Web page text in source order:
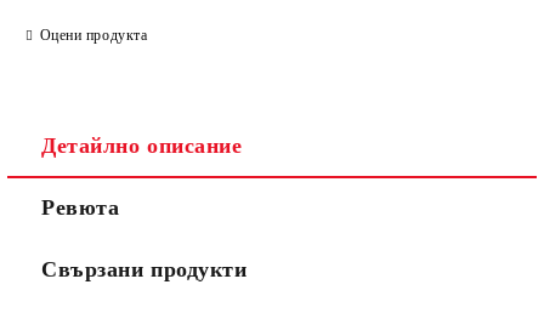
Съгласен съм с
Оцени продукта
Детайлно описание
Ревюта
Свързани продукти